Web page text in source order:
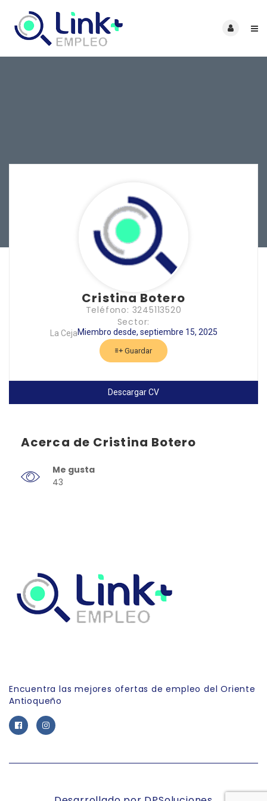
Cristina Botero
Teléfono: 3245113520
Sector:
La CejaMiembro desde, septiembre 15, 2025
Guardar
Descargar CV
Acerca de Cristina Botero
Me gusta
43
Encuentra las mejores ofertas de empleo del Oriente
Antioqueño